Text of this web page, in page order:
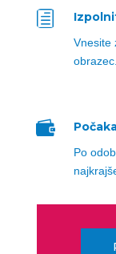
h
Vnesite
obrazec.

Po